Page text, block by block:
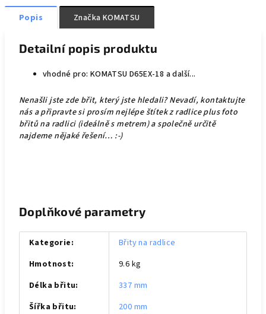
Popis Značka KOMATSU
Detailní popis produktu
vhodné pro: KOMATSU D65EX-18 a další...
Nenašli jste zde břit, který jste hledali? Nevadí, kontaktujte
nás a připravte si prosím nejlépe štítek z radlice plus foto
břitů na radlici (ideálně s metrem) a společně určitě
najdeme nějaké řešení… :-)
Doplňkové parametry
Kategorie:
Břity na radlice
Hmotnost:
9.6 kg
Délka břitu:
337 mm
Šířka břitu:
200 mm